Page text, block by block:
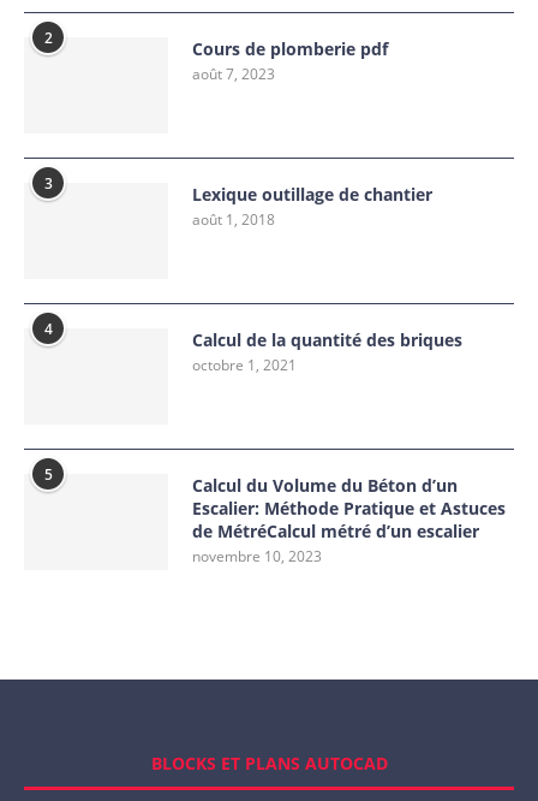
2 Cours de plomberie pdf
août 7, 2023
3 Lexique outillage de chantier
août 1, 2018
4 Calcul de la quantité des briques
octobre 1, 2021
5
Calcul du Volume du Béton d’un
Escalier: Méthode Pratique et Astuces
de MétréCalcul métré d’un escalier
novembre 10, 2023
BLOCKS ET PLANS AUTOCAD